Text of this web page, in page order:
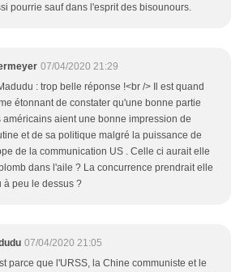
pourrie sauf dans l'esprit des bisounours.
07/04/2020 21:29
: trop belle réponse !<br /> Il est quand
étonnant de constater qu'une bonne partie
américains aient une bonne impression de
et de sa politique malgré la puissance de
de la communication US . Celle ci aurait elle
dans l'aile ? La concurrence prendrait elle
à peu le dessus ?
07/04/2020 21:05
parce que l'URSS, la Chine communiste et le